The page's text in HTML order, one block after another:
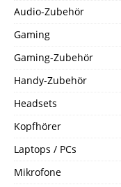
Audio-Zubehör
Gaming
Gaming-Zubehör
Handy-Zubehör
Headsets
Kopfhörer
Laptops / PCs
Mikrofone